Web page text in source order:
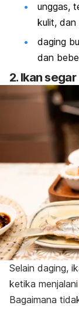
unggas,
kulit, dan
daging
dan
2. Ikan segar
Selain daging,
ketika menjalani
Bagaimana